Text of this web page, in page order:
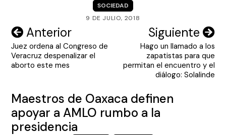
SOCIEDAD
9 DE JULIO, 2018
Navegación
de
entradas
Anterior
Juez ordena al Congreso de
Veracruz despenalizar el
aborto este mes
Siguiente
Hago un llamado a los
zapatistas para que
permitan el encuentro y el
diálogo: Solalinde
Maestros de Oaxaca definen
apoyar a AMLO rumbo a la
presidencia